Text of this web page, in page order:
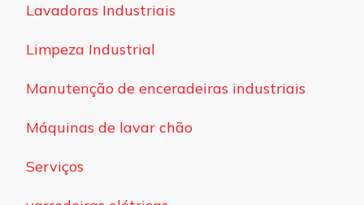
Lavadoras Industriais
Limpeza Industrial
Manutenção de enceradeiras industriais
Máquinas de lavar chão
Serviços